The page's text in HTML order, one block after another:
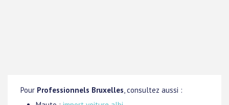
Pour Professionnels Bruxelles , consultez aussi :